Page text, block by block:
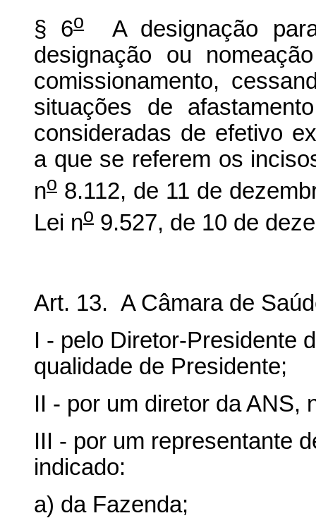
§ 6oA designação
designação ou
comissionamento,
situações de
consideradas de efetivo
a que se referem os
no 8.112, de 11 de
Lei no 9.527, de 10 de
Art. 13. A Câmara de
I - pelo Diretor-Presidente
qualidade de Presidente;
II - por um diretor da ANS,
III - por um representante
indicado:
a) da Fazenda;